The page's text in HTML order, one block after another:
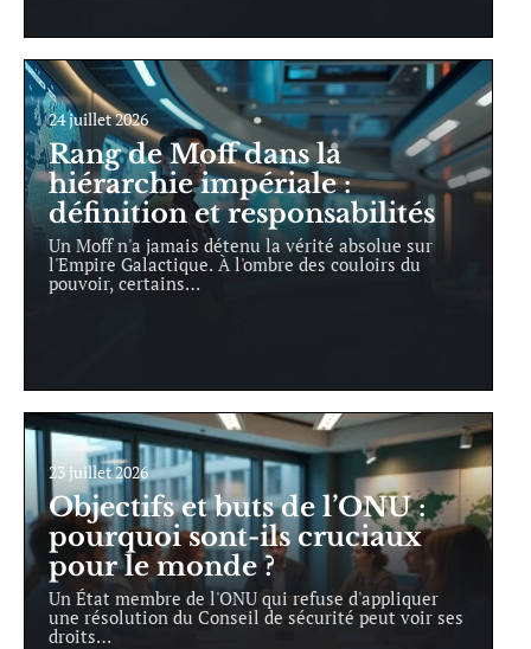
24 juillet 2026
Rang de Moff dans la
hiérarchie impériale :
définition et responsabilités
Un Moff n'a jamais détenu la vérité absolue sur
l'Empire Galactique. À l'ombre des couloirs du
pouvoir, certains…
23 juillet 2026
Objectifs et buts de l’ONU :
pourquoi sont-ils cruciaux
pour le monde ?
Un État membre de l'ONU qui refuse d'appliquer
une résolution du Conseil de sécurité peut voir ses
droits…